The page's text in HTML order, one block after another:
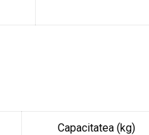
Capacitatea (kg)